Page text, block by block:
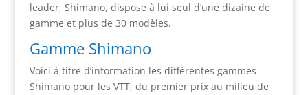
leader, Shimano, dispose à lui seul d’une dizaine de
gamme et plus de 30 modèles.
Gamme Shimano
Voici à titre d’information les différentes gammes
Shimano pour les VTT, du premier prix au milieu de